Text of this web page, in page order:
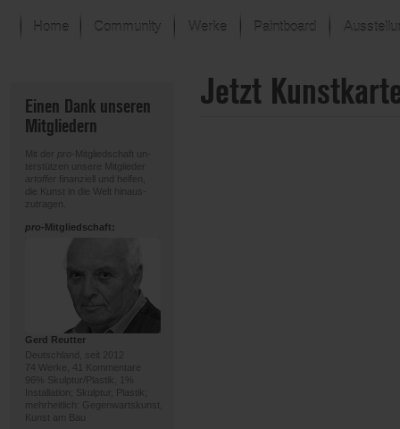
Home Community Werke
Der letzte Monat im Fokus
Alle Fokus-Werke
Paintboard
Einen Dank unseren
Mitgliedern
Mit der pro
-Mitgliedschaft un-
terstützen unsere Mitglieder
artoffer finanziell und helfen,
die Kunst in die Welt hinaus-
zutragen.
pro-Mitgliedschaft:
Gerd Reutter
Deutschland, seit 2012
74 Werke, 41 Kommentare
96% Skulptur/Plastik, 1%
Installation; Skulptur, Plastik;
mehrheitlich: Gegenwartskunst,
Kunst am Bau
Jetzt